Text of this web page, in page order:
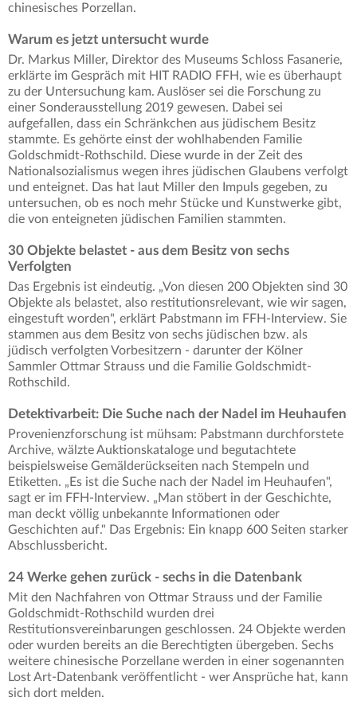
chinesisches Porzellan.
Warum es jetzt untersucht wurde
Dr. Markus Miller, Direktor des Museums Schloss Fasanerie,
erklärte im Gespräch mit HIT RADIO FFH, wie es überhaupt
zu der Untersuchung kam. Auslöser sei die Forschung zu
einer Sonderausstellung 2019 gewesen. Dabei sei
aufgefallen, dass ein Schränkchen aus jüdischem Besitz
stammte. Es gehörte einst der wohlhabenden Familie
Goldschmidt-Rothschild. Diese wurde in der Zeit des
Nationalsozialismus wegen ihres jüdischen Glaubens verfolgt
und enteignet. Das hat laut Miller den Impuls gegeben, zu
untersuchen, ob es noch mehr Stücke und Kunstwerke gibt,
die von enteigneten jüdischen Familien stammten.
30 Objekte belastet - aus dem Besitz von sechs
Verfolgten
Das Ergebnis ist eindeutig. „Von diesen 200 Objekten sind 30
Objekte als belastet, also restitutionsrelevant, wie wir sagen,
eingestuft worden", erklärt Pabstmann im FFH-Interview. Sie
stammen aus dem Besitz von sechs jüdischen bzw. als
jüdisch verfolgten Vorbesitzern - darunter der Kölner
Sammler Ottmar Strauss und die Familie Goldschmidt-
Rothschild.
Detektivarbeit: Die Suche nach der Nadel im Heuhaufen
Provenienzforschung ist mühsam: Pabstmann durchforstete
Archive, wälzte Auktionskataloge und begutachtete
beispielsweise Gemälderückseiten nach Stempeln und
Etiketten. „Es ist die Suche nach der Nadel im Heuhaufen",
sagt er im FFH-Interview. „Man stöbert in der Geschichte,
man deckt völlig unbekannte Informationen oder
Geschichten auf." Das Ergebnis: Ein knapp 600 Seiten starker
Abschlussbericht.
24 Werke gehen zurück - sechs in die Datenbank
Mit den Nachfahren von Ottmar Strauss und der Familie
Goldschmidt-Rothschild wurden drei
Restitutionsvereinbarungen geschlossen. 24 Objekte werden
oder wurden bereits an die Berechtigten übergeben. Sechs
weitere chinesische Porzellane werden in einer sogenannten
Lost Art-Datenbank veröffentlicht - wer Ansprüche hat, kann
sich dort melden.